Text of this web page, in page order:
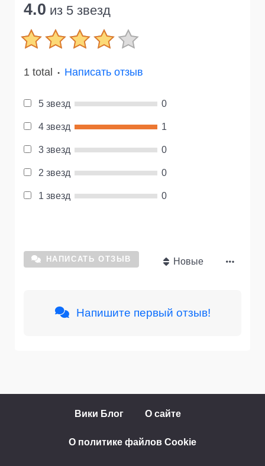
4.0 из 5 звезд
1 total ● Написать отзыв
5 звезд 0
4 звезд 1
3 звезд 0
2 звезд 0
1 звезд 0
НАПИСАТЬ ОТЗЫВ Новые
Напишите первый отзыв!
Вики Блог О сайте
О политике файлов Cookie